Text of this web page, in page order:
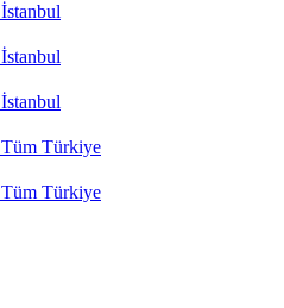
Tüm Türkiye
Tüm Türkiye